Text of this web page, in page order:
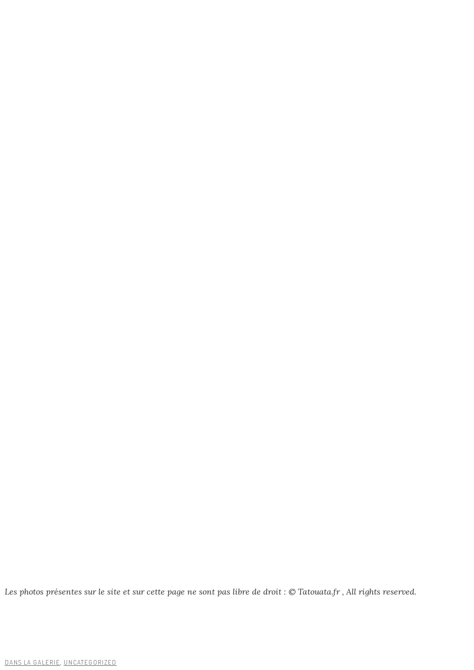
Les photos présentes sur le site et sur cette page ne sont pas libre de droit : © Tatouata.fr , All rights reserved.
DANS LA GALERIE UNCATEGORIZED